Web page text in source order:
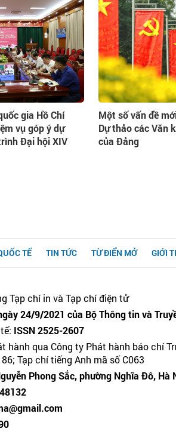
gia Hồ Chí
vụ góp ý dự
Đại hội XIV
Một số vấn đề
Dự thảo các Văn
của Đảng
TẾ TIN TỨC TỪ ĐIỂN MỞ GIỚI
Tạp chí in và Tạp chí điện tử
24/9/2021 của Bộ Thông tin và
ISSN 2525-2607
hành qua Công ty Phát hành báo chí
Tạp chí tiếng Anh mã số C063
Phong Sắc, phường Nghĩa Đô, Hà